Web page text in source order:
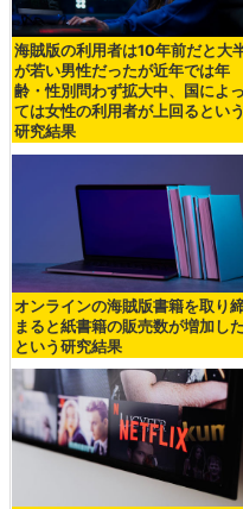
海賊版の利用者は10年前だと大
が若い男性だったが近年では年
齢・性別問わず拡大中、国によっ
ては女性の利用者が上回るという
研究結果
オンラインの海賊版書籍を取り
まると紙書籍の販売数が増加した
という研究結果